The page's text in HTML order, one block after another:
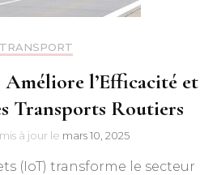
TRANSPORT
Améliore l’Efficacité et
Transports Routiers
mis à jour le mars 10, 2025
(IoT) transforme le secteur